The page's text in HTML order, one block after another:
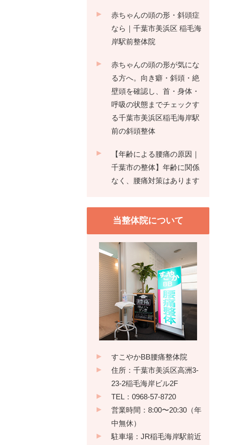
赤ちゃんの頭の形・斜頭症
なら｜千葉市美浜区 稲毛海
岸駅前整体院
赤ちゃんの頭の形が気にな
る方へ。向き癖・斜頭・絶
壁頭を確認し、首・身体・
呼吸の状態までチェックす
る千葉市美浜区稲毛海岸駅
前の斜頭整体
【年齢による腰痛の原因｜
千葉市の整体】年齢に関係
なく、腰痛対策はあります
当整体院について
すこやかBB腰痛整体院
住所：千葉市美浜区高洲3-
23-2稲毛海岸ビル2F
TEL：0968-57-8720
営業時間：8:00〜20:30（年
中無休）
駐車場：JR稲毛海岸駅前近